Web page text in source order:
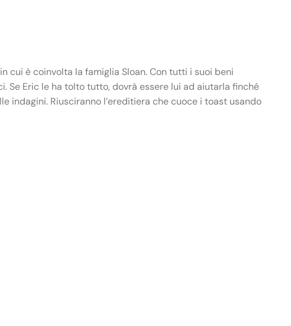
cui è coinvolta la famiglia Sloan. Con tutti i suoi beni
Se Eric le ha tolto tutto, dovrà essere lui ad aiutarla finché
indagini. Riusciranno l’ereditiera che cuoce i toast usando